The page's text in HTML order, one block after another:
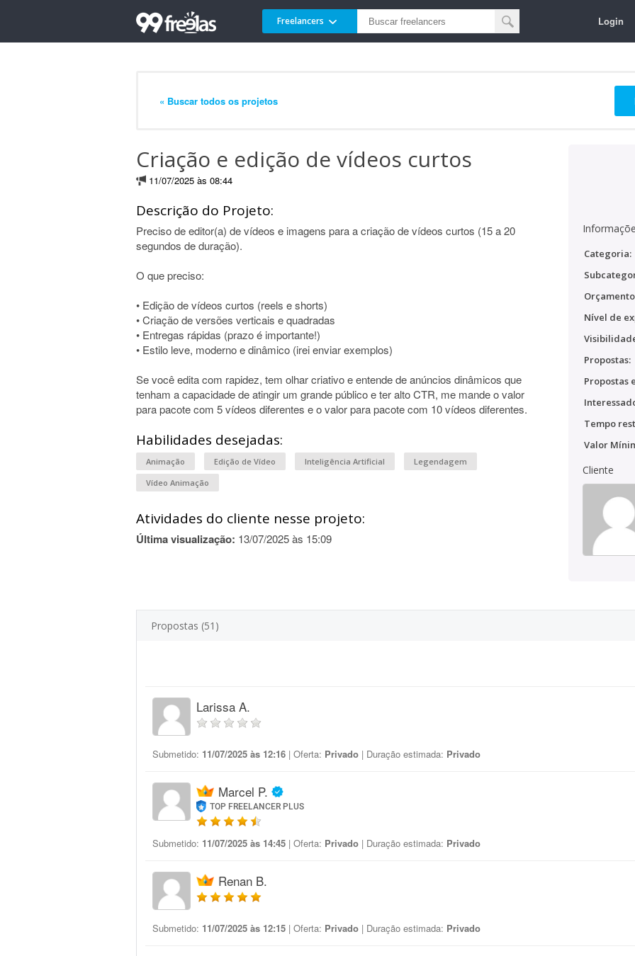
Freelancers Login
« Buscar todos os projetos
Criação e edição de vídeos curtos
11/07/2025 às 08:44
Descrição do Projeto:
Preciso de editor(a) de vídeos e imagens para a criação de vídeos curtos (15 a 20
segundos de duração).
O que preciso:
• Edição de vídeos curtos (reels e shorts)
• Criação de versões verticais e quadradas
• Entregas rápidas (prazo é importante!)
• Estilo leve, moderno e dinâmico (irei enviar exemplos)
Se você edita com rapidez, tem olhar criativo e entende de anúncios dinâmicos que
tenham a capacidade de atingir um grande público e ter alto CTR, me mande o valor
para pacote com 5 vídeos diferentes e o valor para pacote com 10 vídeos diferentes.
Habilidades desejadas:
Animação Edição de Vídeo Inteligência Artificial
Legendagem
Vídeo Animação
Atividades do cliente nesse projeto:
Última visualização: 13/07/2025 às 15:09
Categoria:
Nível de
Propostas:
Propostas
Tempo
Valor
Cliente
Propostas (51)
Larissa A.
Submetido: 11/07/2025 às 12:16 | Oferta: Privado | Duração estimada: Privado
Marcel P.
TOP FREELANCER PLUS
Submetido: 11/07/2025 às 14:45 | Oferta: Privado | Duração estimada: Privado
Renan B.
Submetido: 11/07/2025 às 12:15 | Oferta: Privado | Duração estimada: Privado